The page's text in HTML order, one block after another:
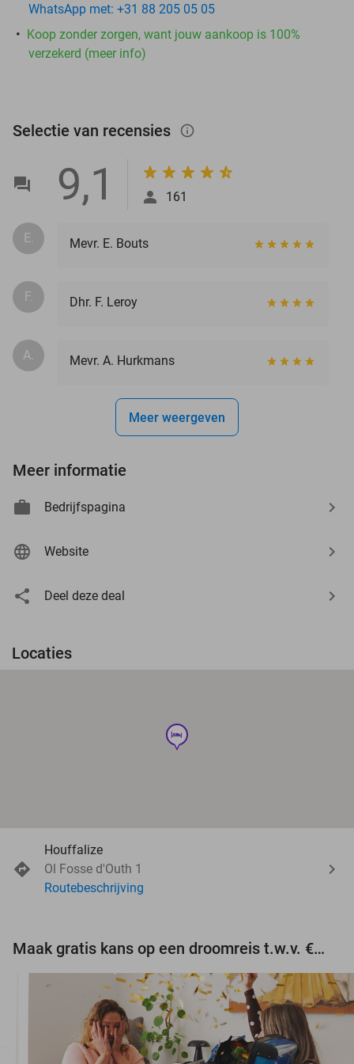
WhatsApp met: +31 88 205 05 05
Koop zonder zorgen, want jouw aankoop is 100%
verzekerd (meer info)
Selectie van recensies info_outlined
9,1 161
E. Mevr. E. Bouts
F. Dhr. F. Leroy
A. Mevr. A. Hurkmans
Meer weergeven
Meer informatie
Bedrijfspagina
Website
Deel deze deal
Locaties
hotel
Houffalize
Ol Fosse d'Outh 1
Routebeschrijving
Maak gratis kans op een droomreis t.w.v. €3.000!